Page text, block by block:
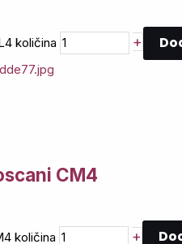
količina +
CM4
količina +